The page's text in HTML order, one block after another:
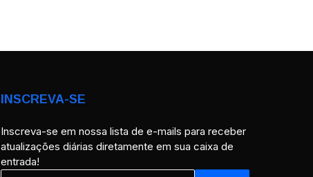
INSCREVA-SE
Inscreva-se em nossa lista de e-mails para receber
atualizações diárias diretamente em sua caixa de
entrada!